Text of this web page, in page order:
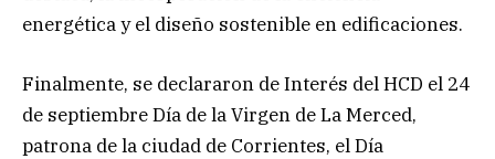
energética y el diseño sostenible en edificaciones.
Finalmente, se declararon de Interés del HCD el 24
de septiembre Día de la Virgen de La Merced,
patrona de la ciudad de Corrientes, el Día